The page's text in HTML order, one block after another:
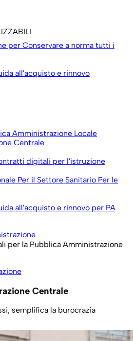
per Conservare a norma tutti i
all'acquisto e rinnovo
Amministrazione Locale
Centrale
digitali per l'istruzione
Per il Settore Sanitario Per le
all'acquisto e rinnovo per PA
per la Pubblica Amministrazione
Centrale
semplifica la burocrazia